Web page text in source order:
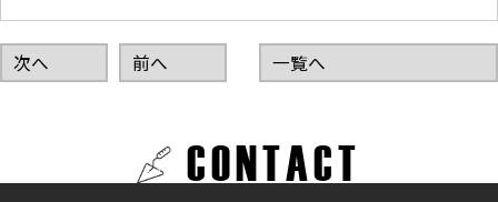
次へ 前へ 一覧へ
CONTACT